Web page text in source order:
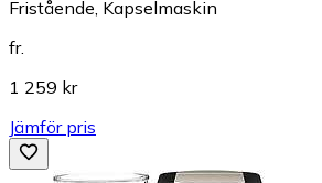
Fristående, Kapselmaskin
fr.
1 259 kr
Jämför pris